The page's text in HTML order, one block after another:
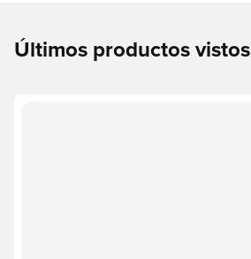
Últimos productos vistos